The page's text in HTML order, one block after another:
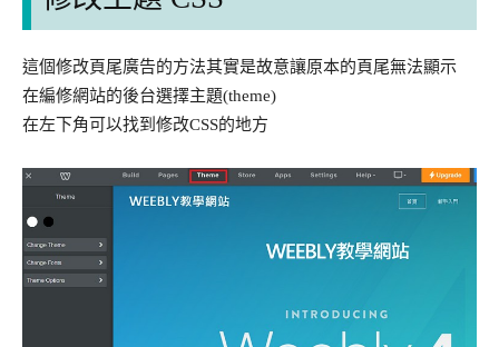
這個修改頁尾廣告的方法其實是故意讓原本的頁尾無法顯示
在編修網站的後台選擇主題(theme)
在左下角可以找到修改CSS的地方